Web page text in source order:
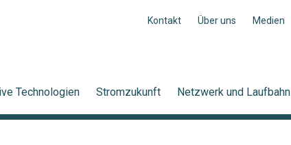
Kontakt Über uns Medien
Technologien Stromzukunft Netzwerk und Laufbahn